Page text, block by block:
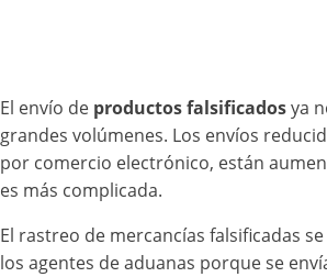
El envío de productos falsificadosya
grandes volúmenes. Los envíos
por comercio electrónico, están
es más complicada.
El rastreo de mercancías falsificadas
los agentes de aduanas porque se